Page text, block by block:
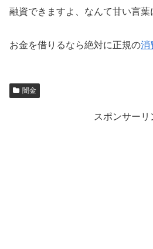
融資できますよ、なんて甘い言葉
お金を借りるなら絶対に正規の消
闇金
スポンサーリ